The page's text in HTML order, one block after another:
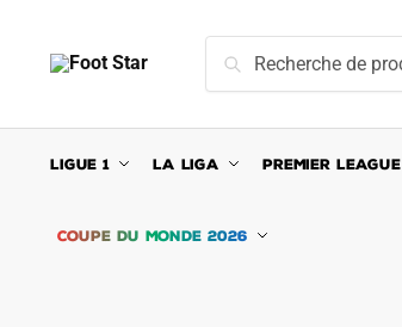
navigation
content
pour :
Recherche
LIGUE 1 LA LIGA PREMIER LEAGUE
COUPE DU MONDE 2026